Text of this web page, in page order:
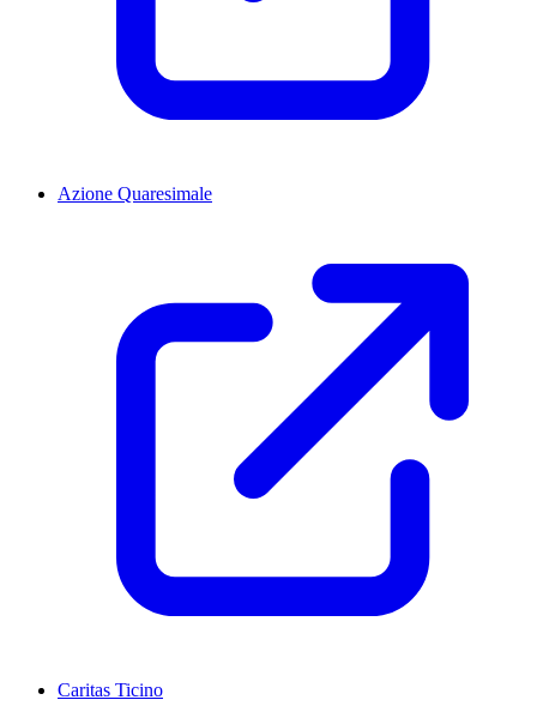
Azione Quaresimale
Caritas Ticino